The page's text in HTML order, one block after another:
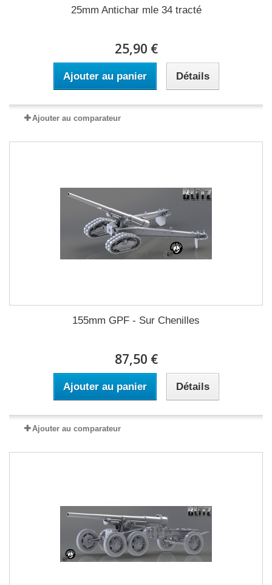
25mm Antichar mle 34 tracté
25,90 €
Ajouter au panier Détails
Ajouter au comparateur
155mm GPF - Sur Chenilles
87,50 €
Ajouter au panier Détails
Ajouter au comparateur